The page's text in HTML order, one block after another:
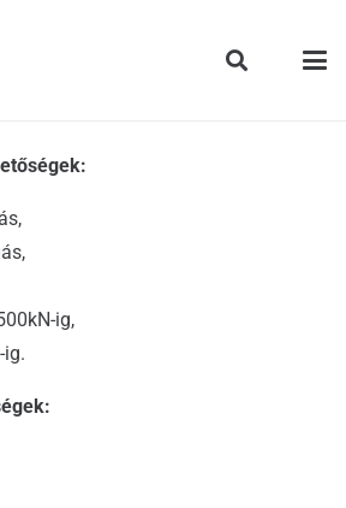
ig,
ig.